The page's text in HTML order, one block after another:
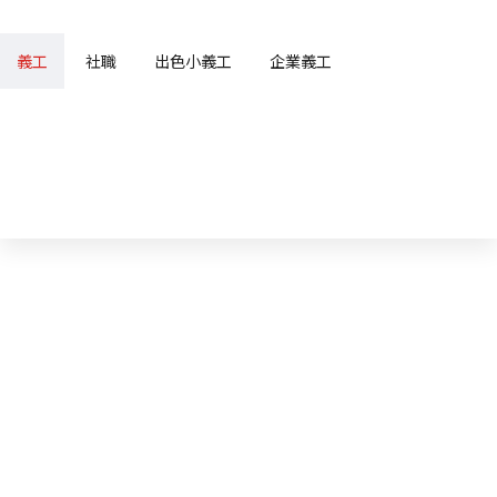
義工 社職 出色小義工 企業義工